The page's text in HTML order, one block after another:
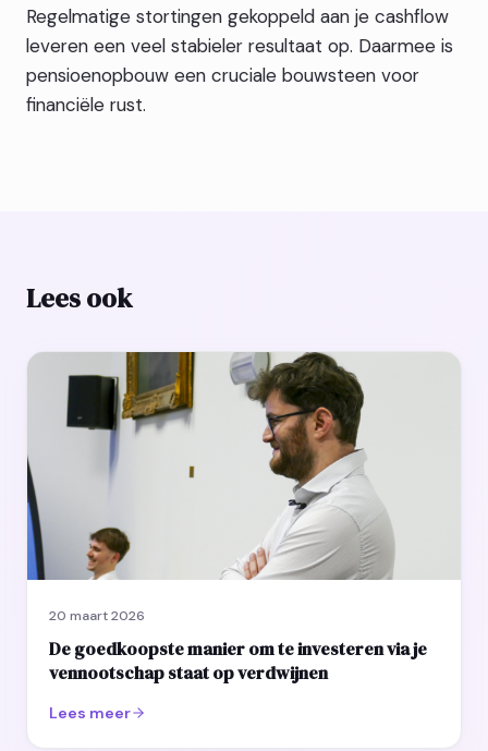
Regelmatige stortingen gekoppeld aan je cashflow
leveren een veel stabieler resultaat op. Daarmee is
pensioenopbouw een cruciale bouwsteen voor
financiële rust.
Lees ook
20 maart 2026
De goedkoopste manier om te investeren via je
vennootschap staat op verdwijnen
Lees meer